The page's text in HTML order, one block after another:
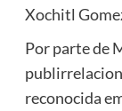
Xochitl
Por parte de
reconocida